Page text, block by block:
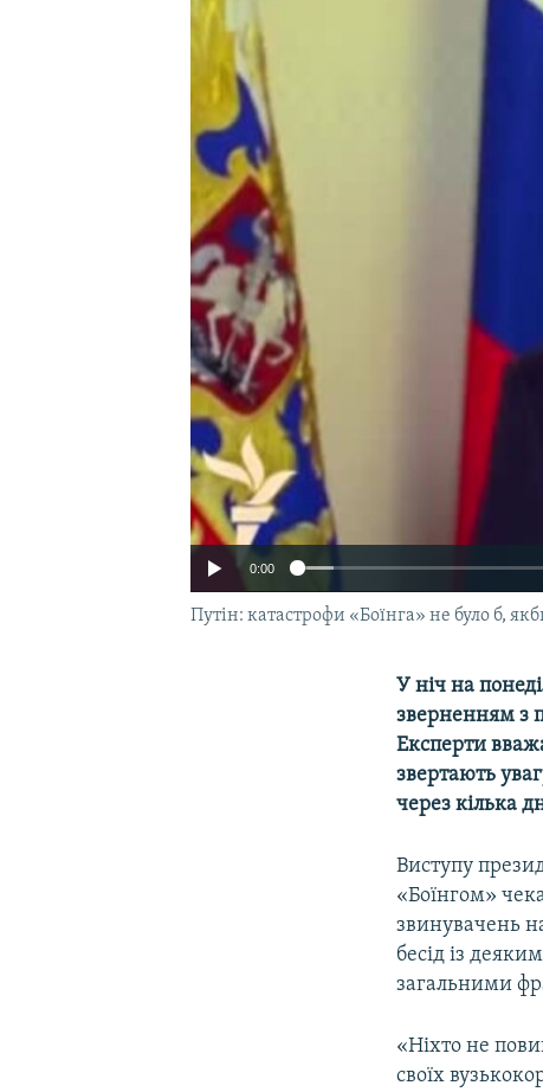
УКРАЇНСЬКА ПРОБЛЕМА КРИМУ
0:00
Путін: катастрофи «Боїнга» не було б,
У ніч на
зверненням з
Експерти
звертають
через кілька
Виступу
«Боїнгом»
звинувачень
бесід із
загальними
«Ніхто не
своїх